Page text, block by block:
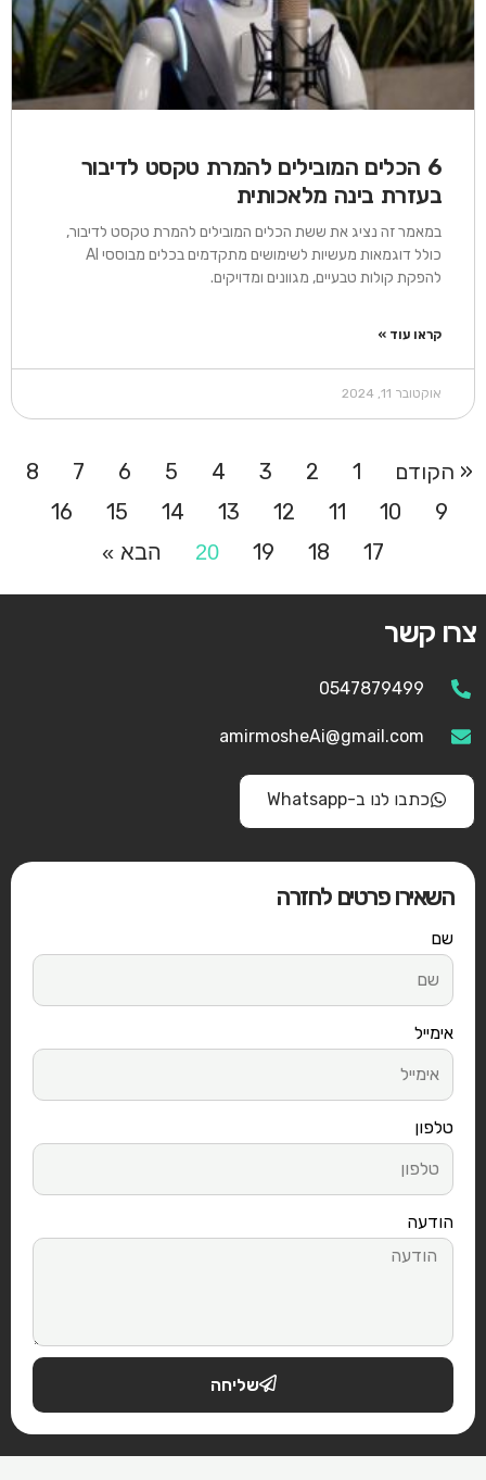
6 הכלים המובילים להמרת טקסט לדיבור
בעזרת בינה מלאכותית
במאמר זה נציג את ששת הכלים המובילים להמרת טקסט לדיבור,
כולל דוגמאות מעשיות לשימושים מתקדמים בכלים מבוססי AI
להפקת קולות טבעיים, מגוונים ומדויקים.
קראו עוד »
אוקטובר 11, 2024
« הקודם 1
2
3
4
5
6
7
8
9
10
11
12
13
14
15
16
17
18
19
20 הבא »
צרו קשר
0547879499
amirmosheAi@gmail.com
כתבו לנו ב-Whatsapp
השאירו פרטים לחזרה
שם
אימייל
טלפון
הודעה
שליחה